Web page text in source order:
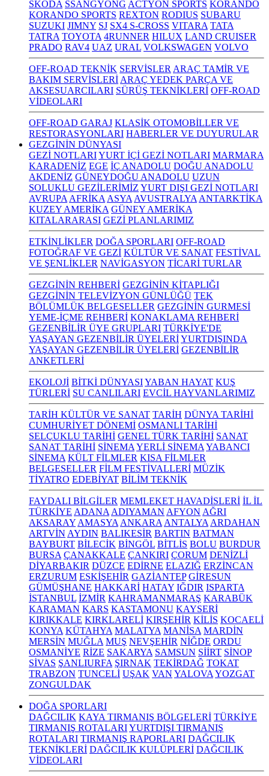
SKODA SSANGYONG ACTYON SPORTS KORANDO
KORANDO SPORTS REXTON RODIUS SUBARU
SUZUKI JIMNY SJ SX4 S-CROSS VITARA TATA
TATRA TOYOTA 4RUNNER HILUX LAND CRUISER
PRADO RAV4 UAZ URAL VOLKSWAGEN VOLVO
OFF-ROAD TEKNİK SERVİSLER ARAÇ TAMİR VE
BAKIM SERVİSLERİ ARAÇ YEDEK PARÇA VE
AKSESUARCILARI SÜRÜŞ TEKNİKLERİ OFF-ROAD
VİDEOLARI
OFF-ROAD GARAJ KLASİK OTOMOBİLLER VE
RESTORASYONLARI HABERLER VE DUYURULAR
GEZGİNİN DÜNYASI
GEZİ NOTLARIYURT İÇİ GEZİ NOTLARI MARMARA
KARADENİZ EGE İÇ ANADOLU DOĞU ANADOLU
AKDENİZ GÜNEYDOĞU ANADOLU UZUN
SOLUKLU GEZİLERİMİZ YURT DIŞI GEZİ NOTLARI
AVRUPA AFRİKA ASYA AVUSTRALYA ANTARKTİKA
KUZEY AMERİKA GÜNEY AMERİKA
KITALARARASI GEZİ PLANLARIMIZ
ETKİNLİKLER DOĞA SPORLARI OFF-ROAD
FOTOĞRAF VE GEZİ KÜLTÜR VE SANAT FESTİVAL
VE ŞENLİKLER NAVİGASYON TİCARİ TURLAR
GEZGİNİN REHBERİ GEZGİNİN KİTAPLIĞI
GEZGİNİN TELEVİZYON GÜNLÜĞÜ TEK
BÖLÜMLÜK BELGESELLER GEZGİNİN GURMESİ
YEME-İÇME REHBERİ KONAKLAMA REHBERİ
GEZENBİLİR ÜYE GRUPLARI TÜRKİYE'DE
YAŞAYAN GEZENBİLİR ÜYELERİYURTDIŞINDA
YAŞAYAN GEZENBİLİR ÜYELERİ GEZENBİLİR
ANKETLERİ
EKOLOJİ BİTKİ DÜNYASIYABAN HAYAT KUŞ
TÜRLERİ SU CANLILARI EVCİL HAYVANLARIMIZ
TARİH KÜLTÜR VE SANAT TARİH DÜNYA TARİHİ
CUMHURİYET DÖNEMİ OSMANLI TARİHİ
SELÇUKLU TARİHİ GENEL TÜRK TARİHİ SANAT
SANAT TARİHİ SİNEMA YERLİ SİNEMA YABANCI
SİNEMA KÜLT FİLMLER KISA FİLMLER
BELGESELLER FİLM FESTİVALLERİ MÜZİK
TİYATRO EDEBİYAT BİLİM TEKNİK
FAYDALI BİLGİLER MEMLEKET HAVADİSLERİ İL İL
TÜRKİYE ADANA ADIYAMAN AFYON AĞRI
AKSARAY AMASYA ANKARA ANTALYA ARDAHAN
ARTVİN AYDIN BALIKESİR BARTIN BATMAN
BAYBURT BİLECİK BİNGÖL BİTLİS BOLU BURDUR
BURSA ÇANAKKALE ÇANKIRI ÇORUM DENİZLİ
DİYARBAKIR DÜZCE EDİRNE ELAZIĞ ERZİNCAN
ERZURUM ESKİŞEHİR GAZİANTEP GİRESUN
GÜMÜŞHANE HAKKARİ HATAY IĞDIR ISPARTA
İSTANBUL İZMİR KAHRAMANMARAŞ KARABÜK
KARAMAN KARS KASTAMONU KAYSERİ
KIRIKKALE KIRKLARELİ KIRŞEHİR KİLİS KOCAELİ
KONYA KÜTAHYA MALATYA MANİSA MARDİN
MERSİN MUĞLA MUŞ NEVŞEHİR NİĞDE ORDU
OSMANİYE RİZE SAKARYA SAMSUN SİİRT SİNOP
SİVAS ŞANLIURFA ŞIRNAK TEKİRDAĞ TOKAT
TRABZON TUNCELİ UŞAK VAN YALOVA YOZGAT
ZONGULDAK
DOĞA SPORLARI
DAĞCILIK KAYA TIRMANIŞ BÖLGELERİ TÜRKİYE
TIRMANIŞ ROTALARIYURTDIŞI TIRMANIŞ
ROTALARI TIRMANIŞ RAPORLARI DAĞCILIK
TEKNİKLERİ DAĞCILIK KULÜPLERİ DAĞCILIK
VİDEOLARI